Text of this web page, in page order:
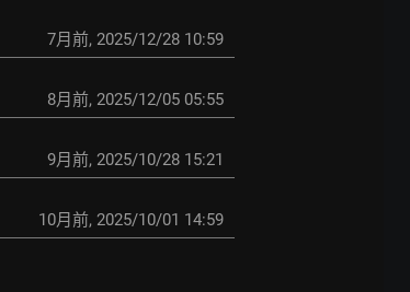
7月前, 2025/12/28 10:59
8月前, 2025/12/05 05:55
9月前, 2025/10/28 15:21
10月前, 2025/10/01 14:59